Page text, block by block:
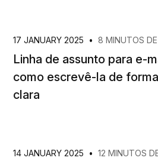
17 JANUARY 2025 • 8 MINUTOS
Linha de assunto para e-
como escrevê-la de
clara
14 JANUARY 2025 • 12 MINUTOS